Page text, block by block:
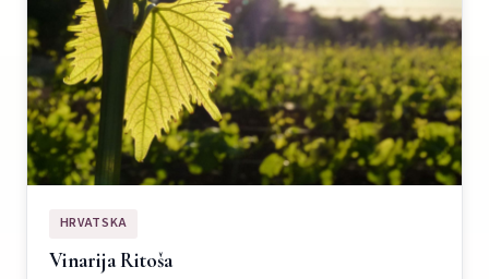
HRVATSKA
Vinarija Ritoša